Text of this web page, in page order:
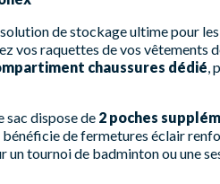
de stockage ultime pour
vos raquettes de vos vêtements
chaussures dédié ,
sac dispose de 2 poches
bénéficie de fermetures éclair
un tournoi de badminton ou une